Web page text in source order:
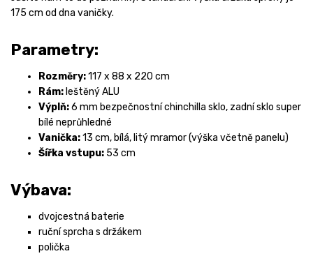
175 cm od dna vaničky.
Parametry:
Rozměry:117 x 88 x 220 cm
Rám: leštěný ALU
Výplň:6 mm bezpečnostní chinchilla sklo, zadní sklo super
bílé neprůhledné
Vanička:13 cm, bílá, litý mramor (výška včetně panelu)
Šířka vstupu: 53 cm
Výbava:
dvojcestná baterie
ruční sprcha s držákem
polička